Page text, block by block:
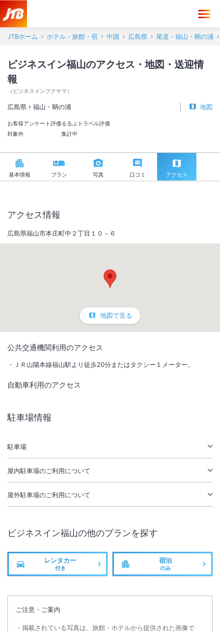
JTBホーム ホテル・旅館・宿 中国 広島県 尾道・福山・鞆の浦
ビジネスイン福山のアクセス・地図・送迎情
報
（ ビジネスインフクヤマ ）
広島県 福山・鞆の浦 地図
お客様アンケート評価
対象外
るるぶトラベル評価
集計中
基本情報 プラン 写真 口コミ アクセス
★お城の見える福山駅の西…住宅街に佇むホテルです。福山市中心部ま
アクセス情報
広島県福山市本庄町中２丁目１０－６
地図で見る
公共交通機関利用のアクセス
ＪＲ山陽本線福山駅より徒歩20分またはタクシー１メーター。
自動車利用のアクセス
駐車場情報
駐車場
屋内駐車場のご利用について
屋外駐車場のご利用について
ビジネスイン福山の他のプランを探す
レンタカー
付き
宿泊
のみ
ご注意・ご案内
掲載されている写真は、旅館・ホテルから提供された画像で